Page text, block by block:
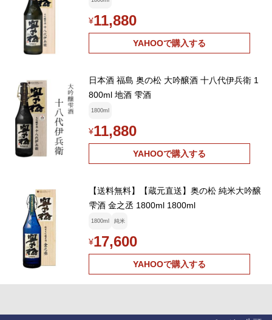
¥11,880
YAHOOで購入する
日本酒 福島 奥の松 大吟醸酒 十八代伊兵衛 1
800ml 地酒 雫酒
1800ml
¥11,880
YAHOOで購入する
【送料無料】【蔵元直送】奥の松 純米大吟醸
雫酒 金之丞 1800ml 1800ml
1800ml 純米
¥17,600
YAHOOで購入する